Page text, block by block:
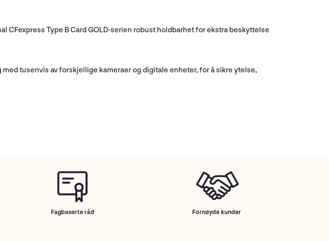
CFexpress Type B Card GOLD-serien robust holdbarhet for ekstra beskyttelse
tusenvis av forskjellige kameraer og digitale enheter, for å sikre ytelse,
Fagbaserte råd Fornøyde kunder